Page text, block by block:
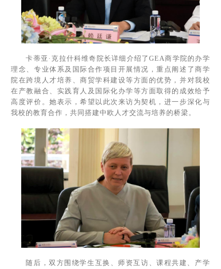
卡蒂亚·克拉什科维奇院长详细介绍了GEA商学院的办学
理念、专业体系及国际合作项目开展情况，重点阐述了商学
院在跨境人才培养、商贸学科建设等方面的优势，并对我校
在产教融合、实践育人及国际化办学等方面取得的成效给予
高度评价。她表示，希望以此次来访为契机，进一步深化与
我校的教育合作，共同搭建中欧人才交流与培养的桥梁。
随后，双方围绕学生互换、师资互访、课程共建、产学